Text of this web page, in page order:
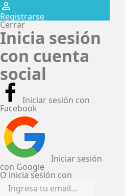
perm_identity
Registrarse
Cerrar
Inicia sesión
con cuenta
social
Iniciar sesión con
Facebook
Iniciar sesión
con Google
O inicia sesión con